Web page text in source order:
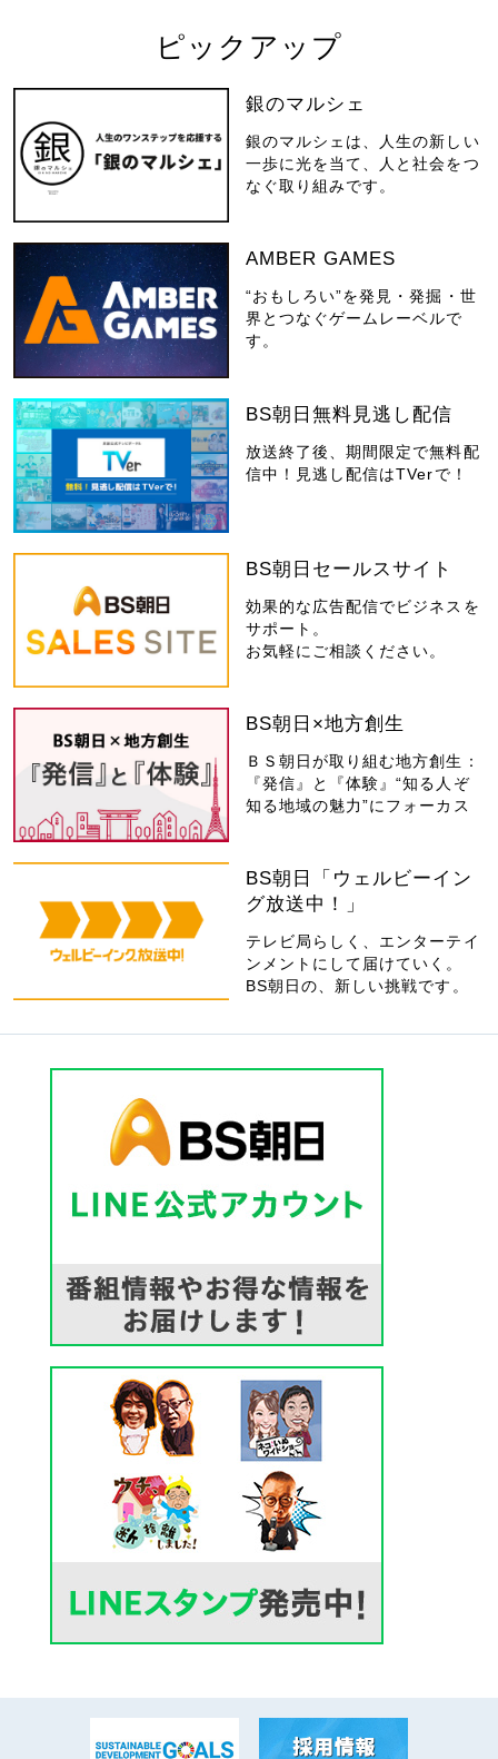
ピックアップ
銀のマルシェ
銀のマルシェは、人生の新しい
一歩に光を当て、人と社会をつ
なぐ取り組みです。
AMBER GAMES
“おもしろい”を発見・発掘・世
界とつなぐゲームレーベルで
す。
BS朝日無料見逃し配信
放送終了後、期間限定で無料配
信中！見逃し配信はTVerで！
BS朝日セールスサイト
効果的な広告配信でビジネスを
サポート。
お気軽にご相談ください。
BS朝日×地方創生
ＢＳ朝日が取り組む地方創生：
『発信』と『体験』“知る人ぞ
知る地域の魅力”にフォーカス
BS朝日「ウェルビーイン
グ放送中！」
テレビ局らしく、エンターテイ
ンメントにして届けていく。
BS朝日の、新しい挑戦です。